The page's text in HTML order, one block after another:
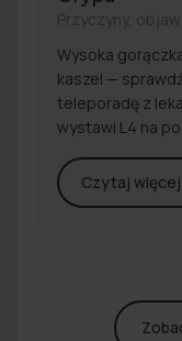
Przyczyny,
Wysoka
kaszel —
teleporadę z
wystawi L4 na
Czytaj więcej